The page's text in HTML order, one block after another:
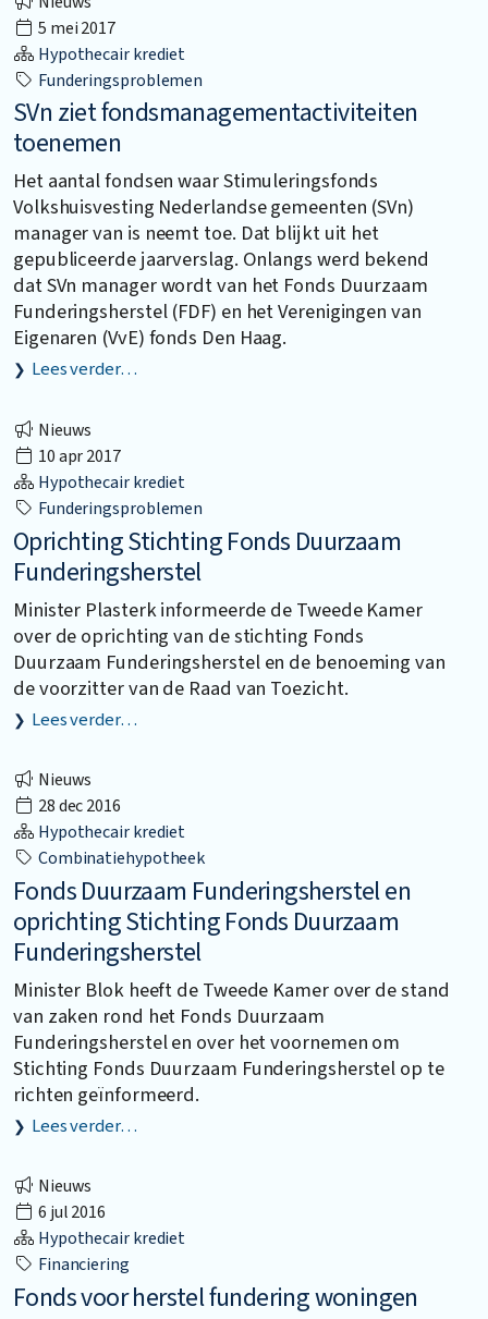
5 mei 2017
Hypothecair krediet
Funderingsproblemen
SVn ziet fondsmanagementactiviteiten
toenemen
Het aantal fondsen waar Stimuleringsfonds
Volkshuisvesting Nederlandse gemeenten (SVn)
manager van is neemt toe. Dat blijkt uit het
gepubliceerde jaarverslag. Onlangs werd bekend
dat SVn manager wordt van het Fonds Duurzaam
Funderingsherstel (FDF) en het Verenigingen van
Eigenaren (VvE) fonds Den Haag.
Lees verder…
Nieuws
10 apr 2017
Hypothecair krediet
Funderingsproblemen
Oprichting Stichting Fonds Duurzaam
Funderingsherstel
Minister Plasterk informeerde de Tweede Kamer
over de oprichting van de stichting Fonds
Duurzaam Funderingsherstel en de benoeming van
de voorzitter van de Raad van Toezicht.
Lees verder…
Nieuws
28 dec 2016
Hypothecair krediet
Combinatiehypotheek
Fonds Duurzaam Funderingsherstel en
oprichting Stichting Fonds Duurzaam
Funderingsherstel
Minister Blok heeft de Tweede Kamer over de stand
van zaken rond het Fonds Duurzaam
Funderingsherstel en over het voornemen om
Stichting Fonds Duurzaam Funderingsherstel op te
richten geïnformeerd.
Lees verder…
Nieuws
6 jul 2016
Hypothecair krediet
Financiering
Fonds voor herstel fundering woningen